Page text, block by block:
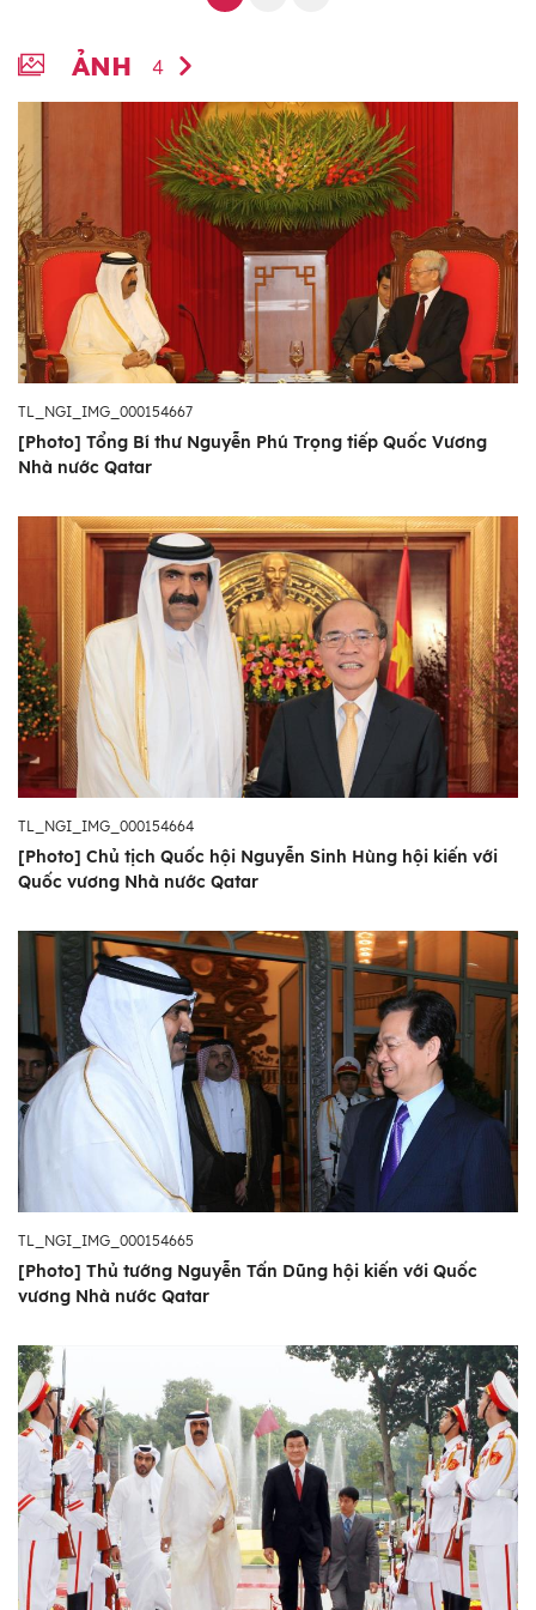
ẢNH 4
TL_NGI_IMG_000154667
[Photo] Tổng Bí thư Nguyễn Phú Trọng tiếp Quốc Vương
Nhà nước Qatar
TL_NGI_IMG_000154664
[Photo] Chủ tịch Quốc hội Nguyễn Sinh Hùng hội kiến với
Quốc vương Nhà nước Qatar
TL_NGI_IMG_000154665
[Photo] Thủ tướng Nguyễn Tấn Dũng hội kiến với Quốc
vương Nhà nước Qatar